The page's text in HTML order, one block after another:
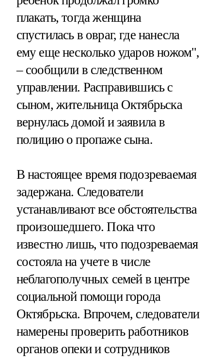
плакать, тогда женщина
спустилась в овраг, где нанесла
ему еще несколько ударов ножом",
– сообщили в следственном
управлении. Расправившись с
сыном, жительница Октябрьска
вернулась домой и заявила в
полицию о пропаже сына.
В настоящее время подозреваемая
задержана. Следователи
устанавливают все обстоятельства
произошедшего. Пока что
известно лишь, что подозреваемая
состояла на учете в числе
неблагополучных семей в центре
социальной помощи города
Октябрьска. Впрочем, следователи
намерены проверить работников
органов опеки и сотрудников